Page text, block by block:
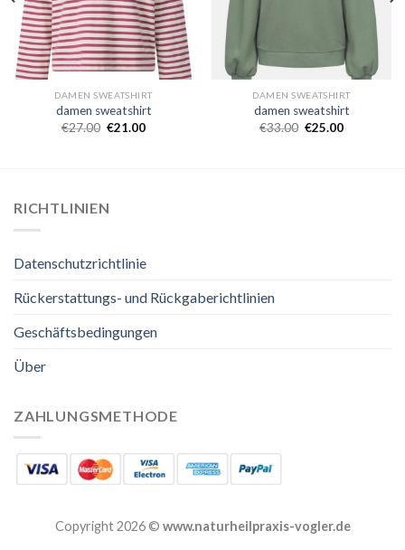
DAMEN SWEATSHIRT
damen sweatshirt
€27.00 €21.00
DAMEN SWEATSHIRT
damen sweatshirt
€33.00 €25.00
RICHTLINIEN
Datenschutzrichtlinie
Rückerstattungs- und Rückgaberichtlinien
Geschäftsbedingungen
Über
ZAHLUNGSMETHODE
Copyright 2026 © www.naturheilpraxis-vogler.de